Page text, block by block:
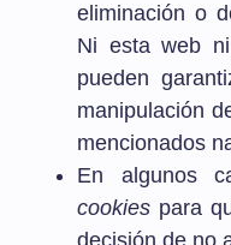
eliminación o
Ni esta web
pueden
manipulación
mencionados
En algunos
cookies para
decisión de no